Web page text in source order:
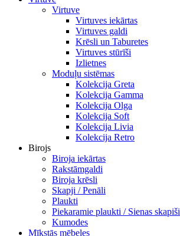
Virtuve
Virtuves iekārtas
Virtuves galdi
Krēsli un Taburetes
Virtuves stūrīši
Izlietnes
Moduļu sistēmas
Kolekcija Greta
Kolekcija Gamma
Kolekcija Olga
Kolekcija Soft
Kolekcija Livia
Kolekcija Retro
Birojs
Biroja iekārtas
Rakstāmgaldi
Biroja krēsli
Skapji / Penāli
Plaukti
Piekaramie plaukti / Sienas skapiši
Kumodes
Mīkstās mēbeles